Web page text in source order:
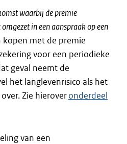
waarbij de premie
in een aanspraak op een
kopen met de premie
voor een periodieke
geval neemt de
het langlevenrisico als het
Zie hieroveronderdeel
van een